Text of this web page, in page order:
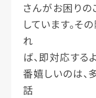
さんがお困りの
しています。そ
れ
ば、即対応する
番嬉しいのは、
話